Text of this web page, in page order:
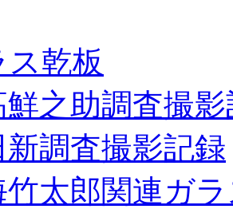
ス乾板
鮮之助調査撮
新調査撮影記録
竹太郎関連ガ